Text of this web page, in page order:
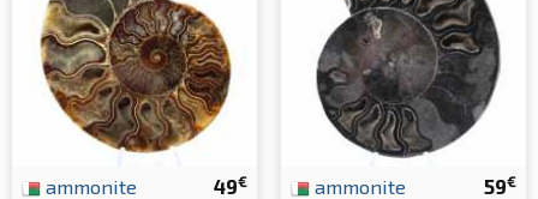
49€
ammonite 59€
ammonite